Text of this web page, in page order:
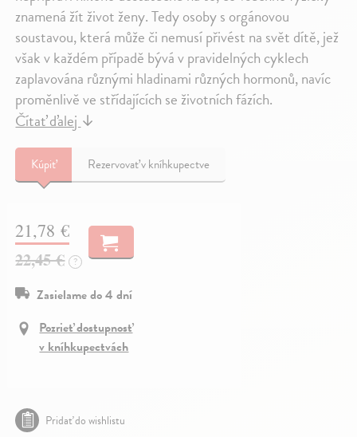
znamená žít život ženy. Tedy osoby s orgánovou
soustavou, která může či nemusí přivést na svět dítě, jež
však v každém případě bývá v pravidelných cyklech
zaplavována různými hladinami různých hormonů, navíc
proměnlivě ve střídajících se životních fázích.
Čítať ďalej↓
Kúpiť Rezervovať v kníhkupectve
21,78 €
22,45 € ?
Zasielame do 4 dní
Pozrieť dostupnosť
v kníhkupectvách
Pridať do wishlistu